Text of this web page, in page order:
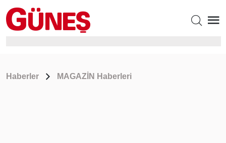
Haberler MAGAZİN Haberleri